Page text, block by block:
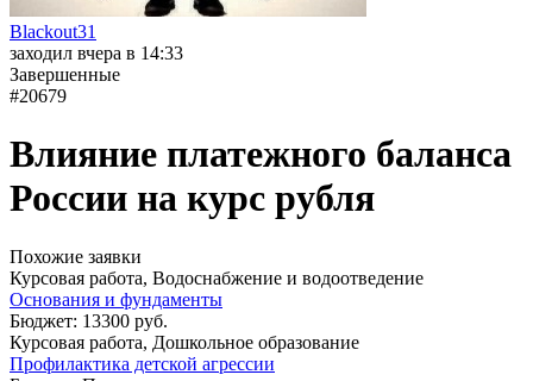
Blackout31
заходил вчера в 14:33
Завершенные
#20679
Влияние платежного баланса
России на курс рубля
Похожие заявки
Курсовая работа, Водоснабжение и водоотведение
Основания и фундаменты
Бюджет: 13300 руб.
Курсовая работа, Дошкольное образование
Профилактика детской агрессии